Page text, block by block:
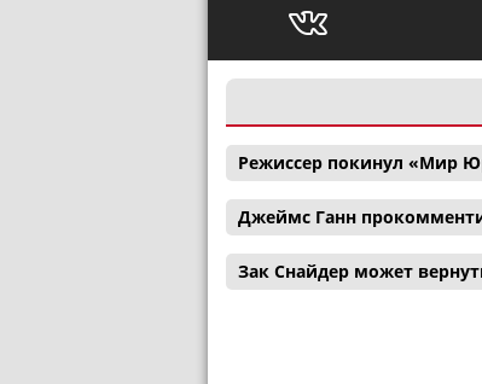
Режиссер покинул «Мир
Джеймс Ганн
Зак Снайдер может